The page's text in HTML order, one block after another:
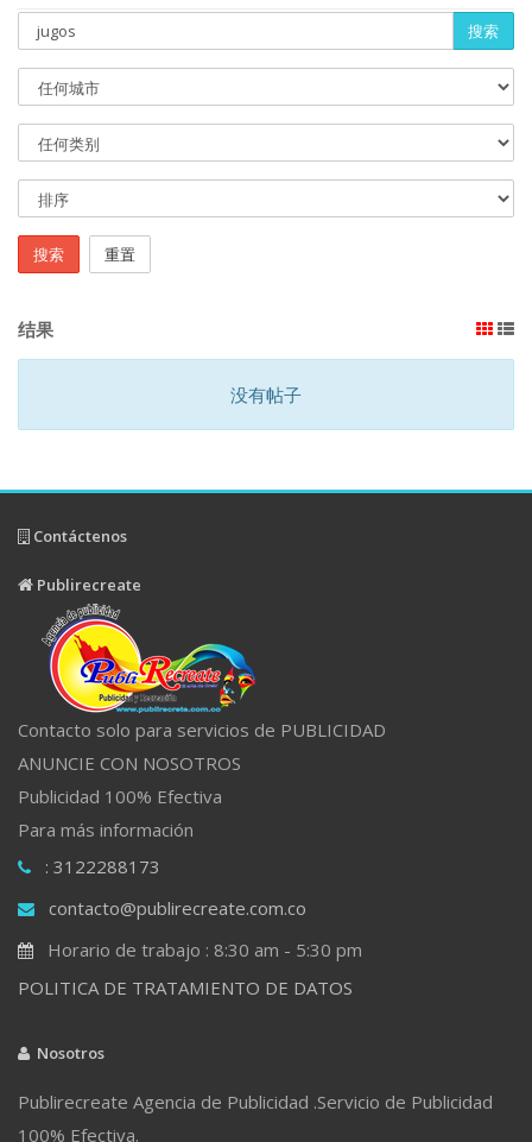
搜索
搜索 重置
结果
没有帖子
Contáctenos
Publirecreate
Contacto solo para servicios de PUBLICIDAD
ANUNCIE CON NOSOTROS
Publicidad 100% Efectiva
Para más información
: 3122288173
contacto@publirecreate.com.co
Horario de trabajo : 8:30 am - 5:30 pm
POLITICA DE TRATAMIENTO DE DATOS
Nosotros
Publirecreate Agencia de Publicidad .Servicio de Publicidad
100% Efectiva.